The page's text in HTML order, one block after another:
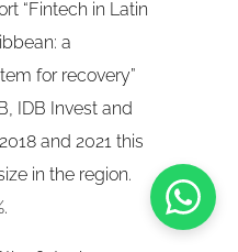
“Fintech in Latin
a
for recovery”
IDB Invest and
and 2021 this
in the region.